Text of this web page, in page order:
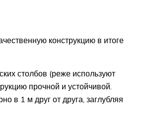
конструкцию в итоге
столбов (реже используют
прочной и устойчивой.
в 1 м друг от друга, заглубляя